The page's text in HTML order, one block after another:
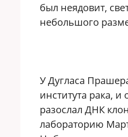
был неядовит,
небольшого
У Дугласа
института рака,
разослал ДНК
лабораторию